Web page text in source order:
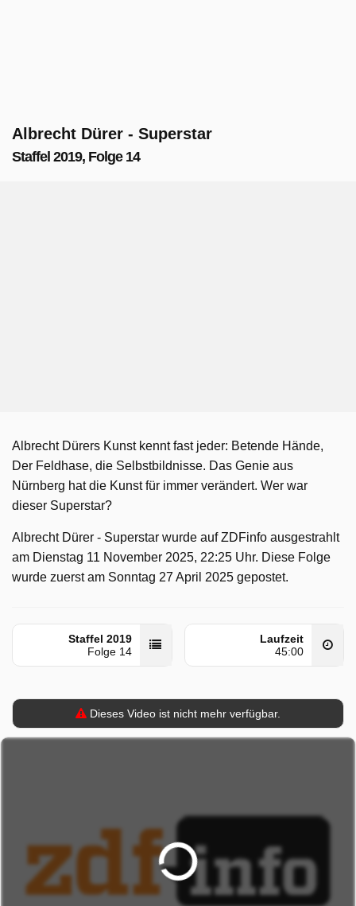
Albrecht Dürer - Superstar
Staffel 2019, Folge 14
Albrecht Dürers Kunst kennt fast jeder: Betende Hände,
Der Feldhase, die Selbstbildnisse. Das Genie aus
Nürnberg hat die Kunst für immer verändert. Wer war
dieser Superstar?
Albrecht Dürer - Superstar wurde auf ZDFinfo ausgestrahlt
am Dienstag 11 November 2025, 22:25 Uhr. Diese Folge
wurde zuerst am Sonntag 27 April 2025 gepostet.
Staffel 2019
Folge 14
Laufzeit
45:00
Dieses Video ist nicht mehr verfügbar.